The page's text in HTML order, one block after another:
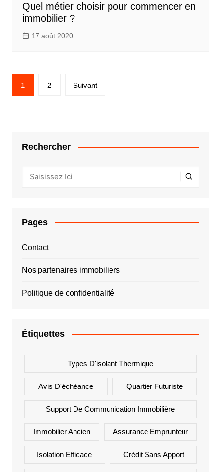
Quel métier choisir pour commencer en
immobilier ?
17 août 2020
Pagination
des
1 2 Suivant
Rechercher
Pages
Contact
Nos partenaires immobiliers
Politique de confidentialité
Étiquettes
Types D'isolant Thermique
Avis D'échéance Quartier Futuriste
Support De Communication Immobilière
Immobilier Ancien Assurance Emprunteur
Isolation Efficace Crédit Sans Apport